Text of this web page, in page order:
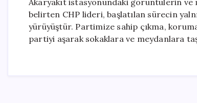
Akaryakıt istasyonundaki görüntülerin
belirten CHP lideri, başlatılan sürecin
yürüyüştür. Partimize sahip çıkma,
partiyi aşarak sokaklara ve meydanlara